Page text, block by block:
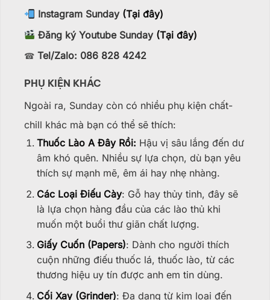
Instagram Sunday (Tại đây)
Đăng ký Youtube Sunday (Tại đây)
☎ Tel/Zalo: 086 828 4242
PHỤ KIỆN KHÁC
Ngoài ra, Sunday còn có nhiều phụ kiện chất-
chill khác mà bạn có thể sẽ thích:
Thuốc Lào A Đây Rồi: Hậu vị sâu lắng đến dư
âm khó quên. Nhiều sự lựa chọn, dù bạn yêu
thích sự mạnh mẽ, êm ái hay nhẹ nhàng.
Các Loại Điếu Cày: Gỗ hay thủy tinh, đây sẽ
là lựa chọn hàng đầu của các lào thủ khi
muốn một buổi thư giãn chất lượng.
Giấy Cuốn (Papers): Dành cho người thích
cuộn những điếu thuốc lá, thuốc lào, từ các
thương hiệu uy tín được anh em tin dùng.
Cối Xay (Grinder): Đa dạng từ kim loại đến